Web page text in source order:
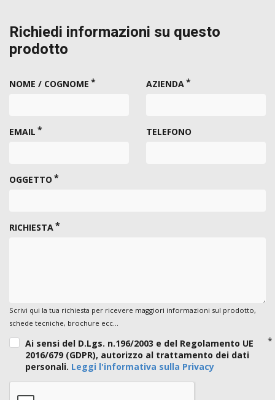
Richiedi informazioni su questo
prodotto
NOME / COGNOME AZIENDA
EMAIL TELEFONO
OGGETTO
RICHIESTA
Scrivi qui la tua richiesta per ricevere maggiori informazioni sul prodotto,
schede tecniche, brochure ecc...
Ai sensi del D.Lgs. n.196/2003 e del Regolamento UE
2016/679 (GDPR), autorizzo al trattamento dei dati
personali. Leggi l'informativa sulla Privacy